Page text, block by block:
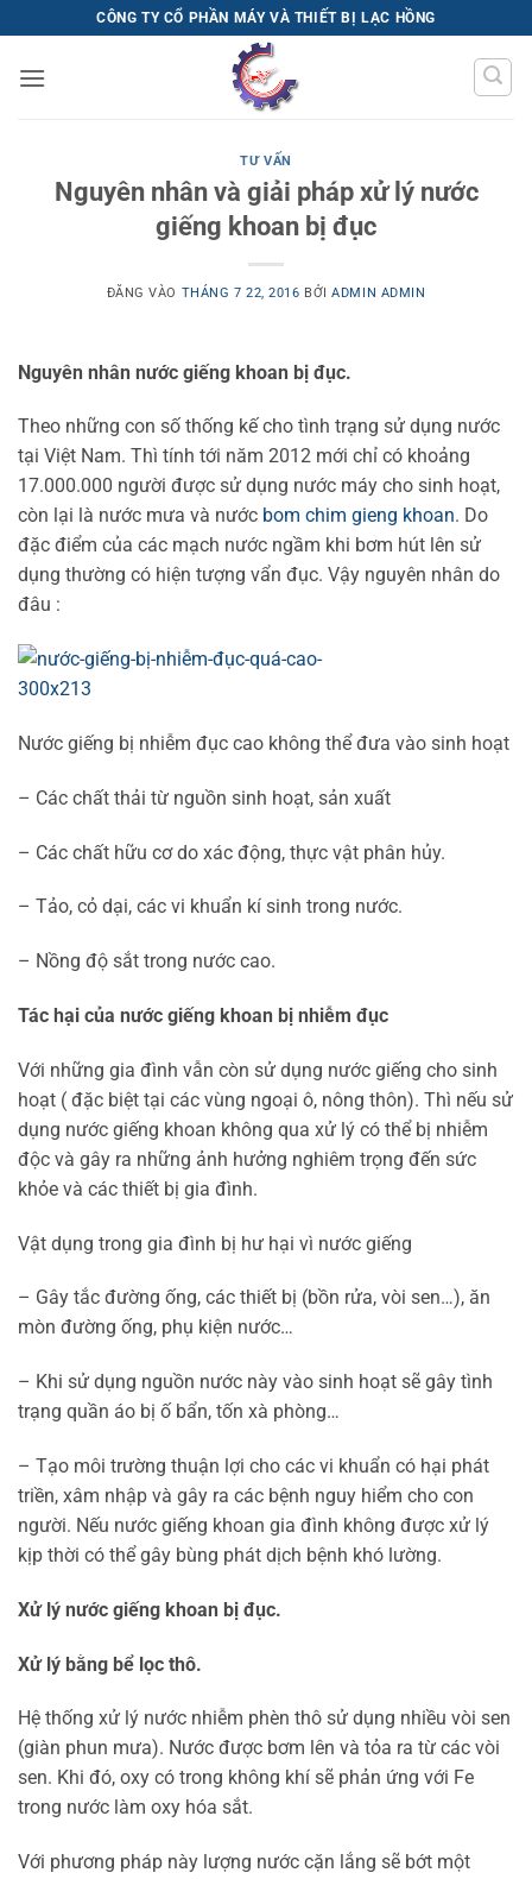
qua
nội
CÔNG TY CỔ PHẦN MÁY VÀ THIẾT BỊ LẠC HỒNG
TƯ VẤN
Nguyên nhân và giải pháp xử lý nước
giếng khoan bị đục
ĐĂNG VÀO THÁNG 7 22, 2016 BỞIADMIN ADMIN
Nguyên nhân nước giếng khoan bị đục.
Theo những con số thống kế cho tình trạng sử dụng nước
tại Việt Nam. Thì tính tới năm 2012 mới chỉ có khoảng
17.000.000 người được sử dụng nước máy cho sinh hoạt,
còn lại là nước mưa và nước bom chim gieng khoan. Do
đặc điểm của các mạch nước ngầm khi bơm hút lên sử
dụng thường có hiện tượng vẩn đục. Vậy nguyên nhân do
đâu :
Nước giếng bị nhiễm đục cao không thể đưa vào sinh hoạt
– Các chất thải từ nguồn sinh hoạt, sản xuất
– Các chất hữu cơ do xác động, thực vật phân hủy.
– Tảo, cỏ dại, các vi khuẩn kí sinh trong nước.
– Nồng độ sắt trong nước cao.
Tác hại của nước giếng khoan bị nhiễm đục
Với những gia đình vẫn còn sử dụng nước giếng cho sinh
hoạt ( đặc biệt tại các vùng ngoại ô, nông thôn). Thì nếu sử
dụng nước giếng khoan không qua xử lý có thể bị nhiễm
độc và gây ra những ảnh hưởng nghiêm trọng đến sức
khỏe và các thiết bị gia đình.
Vật dụng trong gia đình bị hư hại vì nước giếng
– Gây tắc đường ống, các thiết bị (bồn rửa, vòi sen…), ăn
mòn đường ống, phụ kiện nước…
– Khi sử dụng nguồn nước này vào sinh hoạt sẽ gây tình
trạng quần áo bị ố bẩn, tốn xà phòng…
– Tạo môi trường thuận lợi cho các vi khuẩn có hại phát
triền, xâm nhập và gây ra các bệnh nguy hiểm cho con
người. Nếu nước giếng khoan gia đình không được xử lý
kịp thời có thể gây bùng phát dịch bệnh khó lường.
Xử lý nước giếng khoan bị đục.
Xử lý bằng bể lọc thô.
Hệ thống xử lý nước nhiễm phèn thô sử dụng nhiều vòi sen
(giàn phun mưa). Nước được bơm lên và tỏa ra từ các vòi
sen. Khi đó, oxy có trong không khí sẽ phản ứng với Fe
trong nước làm oxy hóa sắt.
Với phương pháp này lượng nước cặn lắng sẽ bớt một